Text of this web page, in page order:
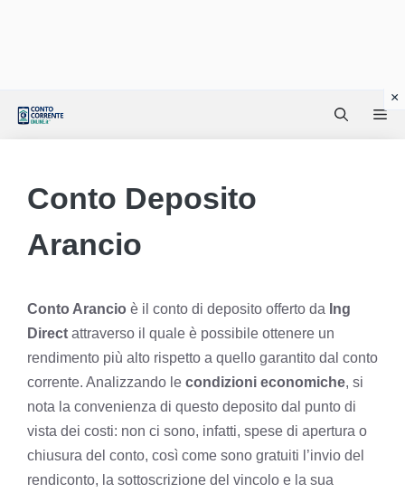
Conto Deposito
Arancio
Conto Arancio è il conto di deposito offerto da Ing
Direct attraverso il quale è possibile ottenere un
rendimento più alto rispetto a quello garantito dal conto
corrente. Analizzando le condizioni economiche, si
nota la convenienza di questo deposito dal punto di
vista dei costi: non ci sono, infatti, spese di apertura o
chiusura del conto, così come sono gratuiti l’invio del
rendiconto, la sottoscrizione del vincolo e la sua